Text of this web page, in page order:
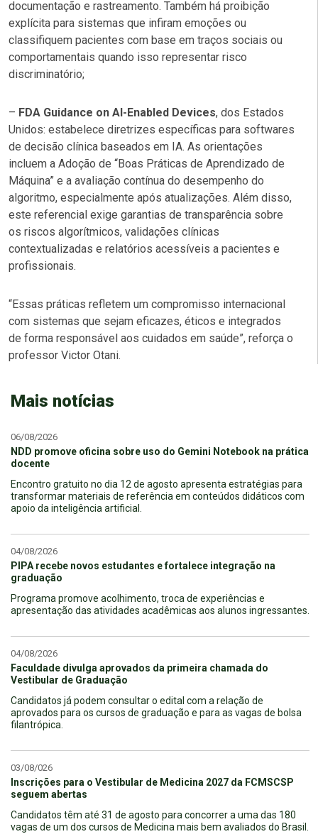
documentação e rastreamento. Também há proibição
explícita para sistemas que infiram emoções ou
classifiquem pacientes com base em traços sociais ou
comportamentais quando isso representar risco
discriminatório;
– FDA Guidance on AI-Enabled Devices, dos Estados
Unidos: estabelece diretrizes específicas para softwares
de decisão clínica baseados em IA. As orientações
incluem a Adoção de “Boas Práticas de Aprendizado de
Máquina” e a avaliação contínua do desempenho do
algoritmo, especialmente após atualizações. Além disso,
este referencial exige garantias de transparência sobre
os riscos algorítmicos, validações clínicas
contextualizadas e relatórios acessíveis a pacientes e
profissionais.
“Essas práticas refletem um compromisso internacional
com sistemas que sejam eficazes, éticos e integrados
de forma responsável aos cuidados em saúde”, reforça o
professor Victor Otani.
Mais notícias
06/08/2026
NDD promove oficina sobre uso do Gemini Notebook na prática
docente
Encontro gratuito no dia 12 de agosto apresenta estratégias para
transformar materiais de referência em conteúdos didáticos com
apoio da inteligência artificial.
04/08/2026
PIPA recebe novos estudantes e fortalece integração na
graduação
Programa promove acolhimento, troca de experiências e
apresentação das atividades acadêmicas aos alunos ingressantes.
04/08/2026
Faculdade divulga aprovados da primeira chamada do
Vestibular de Graduação
Candidatos já podem consultar o edital com a relação de
aprovados para os cursos de graduação e para as vagas de bolsa
filantrópica.
03/08/026
Inscrições para o Vestibular de Medicina 2027 da FCMSCSP
seguem abertas
Candidatos têm até 31 de agosto para concorrer a uma das 180
vagas de um dos cursos de Medicina mais bem avaliados do Brasil.